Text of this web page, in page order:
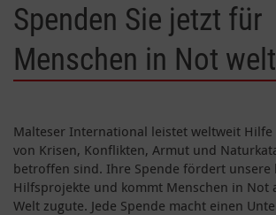
Spenden Sie jetzt für
Menschen in Not
Malteser International leistet weltweit Hilfe
von Krisen, Konflikten, Armut und
betroffen sind. Ihre Spende fördert unsere
Hilfsprojekte und kommt Menschen in Not
Welt zugute. Jede Spende macht einen